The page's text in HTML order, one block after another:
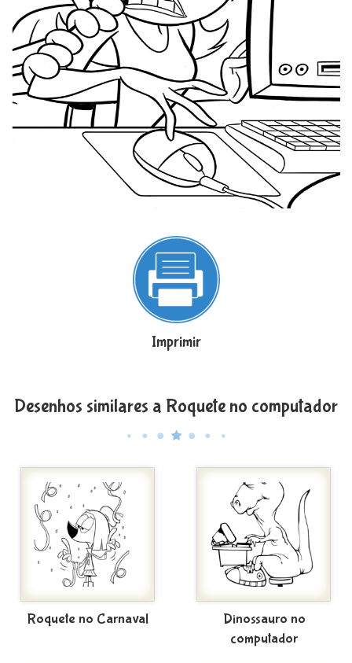
Imprimir
Desenhos similares a Roquete no computador
Roquete no Carnaval
Dinossauro no
computador